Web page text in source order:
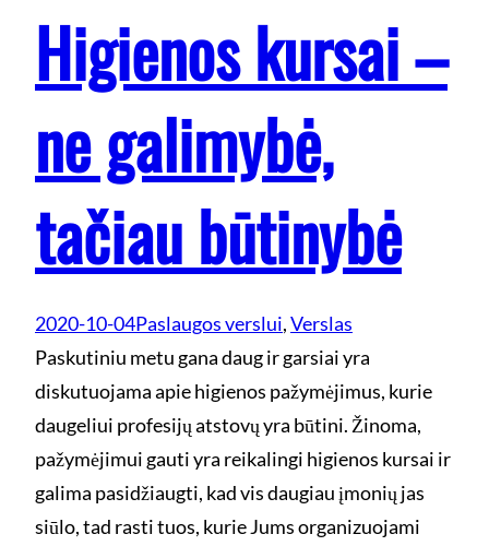
Higienos kursai –
ne galimybė,
tačiau būtinybė
2020-10-04Paslaugos verslui, Verslas
Paskutiniu metu gana daug ir garsiai yra
diskutuojama apie higienos pažymėjimus, kurie
daugeliui profesijų atstovų yra būtini. Žinoma,
pažymėjimui gauti yra reikalingi higienos kursai ir
galima pasidžiaugti, kad vis daugiau įmonių jas
siūlo, tad rasti tuos, kurie Jums organizuojami